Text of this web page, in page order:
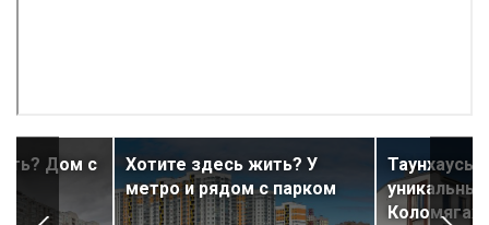
Дом с
Хотите здесь жить? У
метро и рядом с парком
Таунхаусы
Коломягах